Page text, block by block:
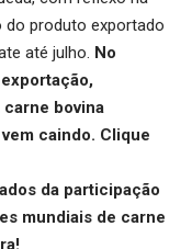
do produto exportado
até julho. No
bovina
caindo. Clique
da participação
mundiais de carne